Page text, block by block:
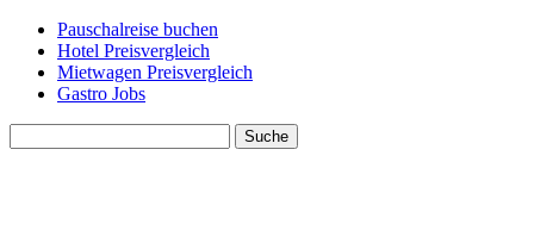
Pauschalreise buchen
Hotel Preisvergleich
Mietwagen Preisvergleich
Gastro Jobs
Suche